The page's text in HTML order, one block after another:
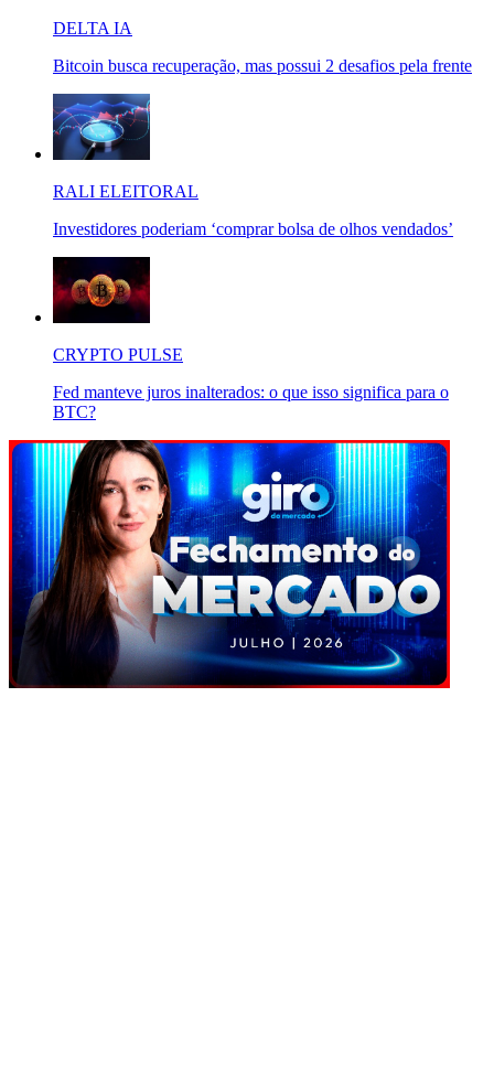
DELTA IA
Bitcoin busca recuperação, mas possui 2 desafios pela frente
RALI ELEITORAL
Investidores poderiam ‘comprar bolsa de olhos vendados’
CRYPTO PULSE
Fed manteve juros inalterados: o que isso significa para o
BTC?